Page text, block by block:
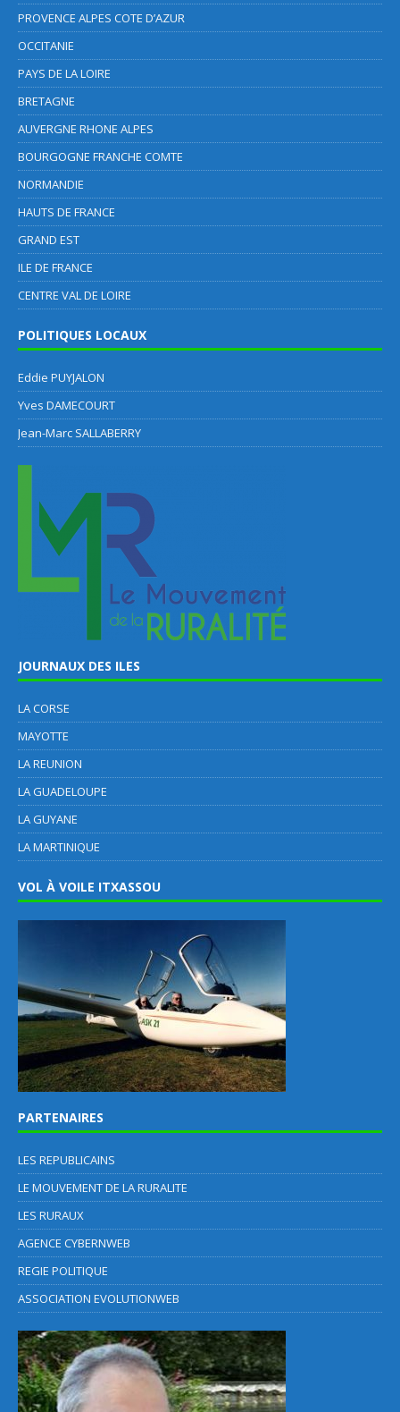
PROVENCE ALPES COTE D’AZUR
OCCITANIE
PAYS DE LA LOIRE
BRETAGNE
AUVERGNE RHONE ALPES
BOURGOGNE FRANCHE COMTE
NORMANDIE
HAUTS DE FRANCE
GRAND EST
ILE DE FRANCE
CENTRE VAL DE LOIRE
POLITIQUES LOCAUX
Eddie PUYJALON
Yves DAMECOURT
Jean-Marc SALLABERRY
JOURNAUX DES ILES
LA CORSE
MAYOTTE
LA REUNION
LA GUADELOUPE
LA GUYANE
LA MARTINIQUE
VOL À VOILE ITXASSOU
PARTENAIRES
LES REPUBLICAINS
LE MOUVEMENT DE LA RURALITE
LES RURAUX
AGENCE CYBERNWEB
REGIE POLITIQUE
ASSOCIATION EVOLUTIONWEB